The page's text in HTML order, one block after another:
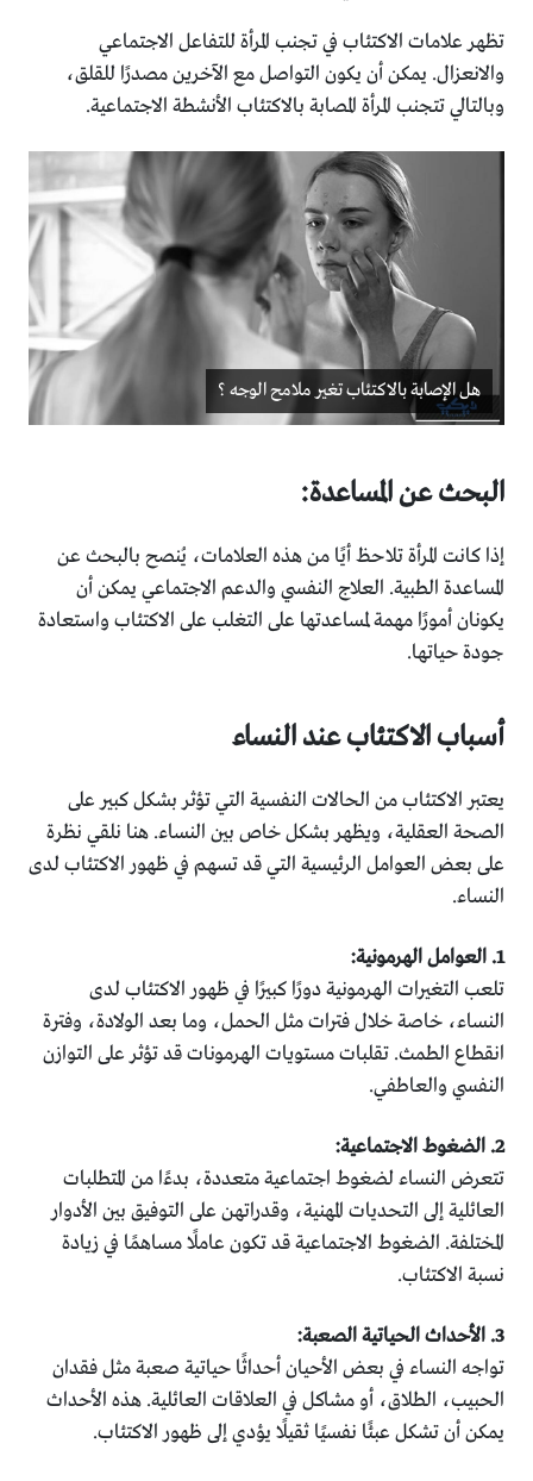
تظهر علامات الاكتئاب في تجنب المرأة للتفاعل الاجتماعي
والانعزال. يمكن أن يكون التواصل مع الآخرين مصدرًا للقلق،
وبالتالي تتجنب المرأة المصابة بالاكتئاب الأنشطة الاجتماعية.
هل الإصابة بالاكتئاب تغير ملامح الوجه ؟
البحث عن المساعدة:
إذا كانت المرأة تلاحظ أيًا من هذه العلامات، يُنصح بالبحث عن
المساعدة الطبية. العلاج النفسي والدعم الاجتماعي يمكن أن
يكونان أمورًا مهمة لمساعدتها على التغلب على الاكتئاب واستعادة
جودة حياتها.
أسباب الاكتئاب عند النساء
يعتبر الاكتئاب من الحالات النفسية التي تؤثر بشكل كبير على
الصحة العقلية، ويظهر بشكل خاص بين النساء. هنا نلقي نظرة
على بعض العوامل الرئيسية التي قد تسهم في ظهور الاكتئاب لدى
النساء.
1. العوامل الهرمونية:
تلعب التغيرات الهرمونية دورًا كبيرًا في ظهور الاكتئاب لدى
النساء، خاصة خلال فترات مثل الحمل، وما بعد الولادة، وفترة
انقطاع الطمث. تقلبات مستويات الهرمونات قد تؤثر على التوازن
النفسي والعاطفي.
2. الضغوط الاجتماعية:
تتعرض النساء لضغوط اجتماعية متعددة، بدءًا من المتطلبات
العائلية إلى التحديات المهنية، وقدراتهن على التوفيق بين الأدوار
المختلفة. الضغوط الاجتماعية قد تكون عاملًا مساهمًا في زيادة
نسبة الاكتئاب.
3. الأحداث الحياتية الصعبة:
تواجه النساء في بعض الأحيان أحداثًا حياتية صعبة مثل فقدان
الحبيب، الطلاق، أو مشاكل في العلاقات العائلية. هذه الأحداث
يمكن أن تشكل عبئًا نفسيًا ثقيلًا يؤدي إلى ظهور الاكتئاب.